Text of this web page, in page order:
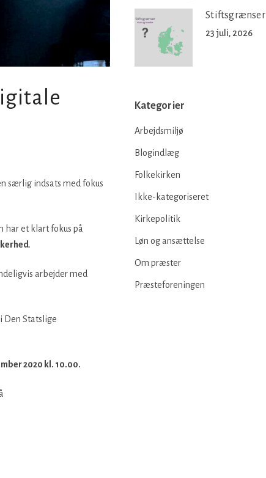
særlig indsats med fokus
har et klart fokus på
.
arbejder med
Den Statslige
2020 kl. 10.00.
Stiftsgrænser
23 juli, 2026
Kategorier
Arbejdsmiljø
Blogindlæg
Folkekirken
Ikke-kategoriseret
Kirkepolitik
Løn og ansættelse
Om præster
Præsteforeningen